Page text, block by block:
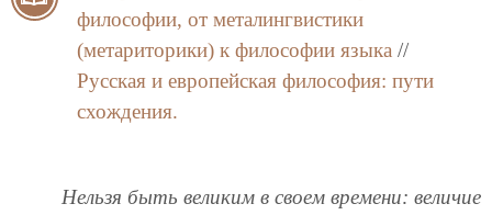
философии, от металингвистики
(метариторики) к философии языка //
Русская и европейская философия: пути
схождения.
Нельзя быть великим в своем времени: величие